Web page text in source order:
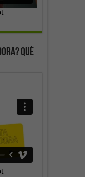
Què